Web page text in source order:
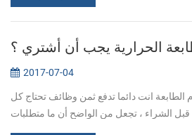
2017-07-04
الطابعة انت دائما تدفع ثمن وظائف تحتاج كل
الشراء ، تجعل من الواضح أن ما متطلبات